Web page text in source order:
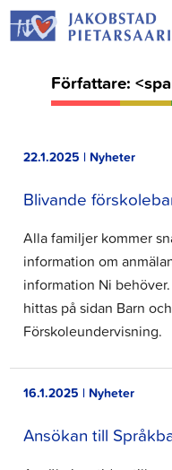
Hoppa
till
Författare:
22.1.2025 | Nyheter
Blivande
Alla familjer kommer
information om
information Ni
hittas på sidan Barn
Förskoleundervisning.
16.1.2025 | Nyheter
Ansökan till